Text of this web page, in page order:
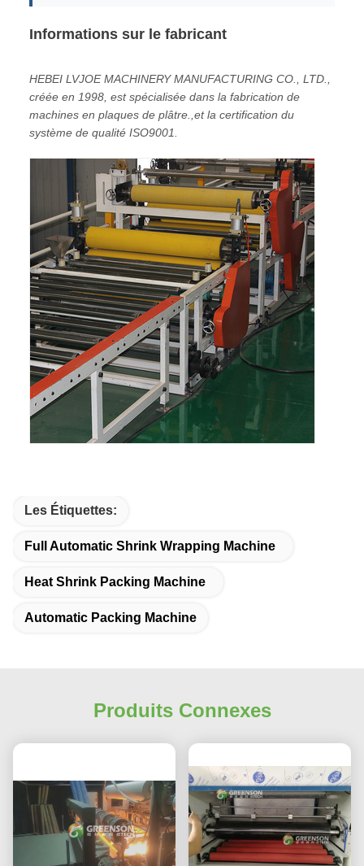
Informations sur le fabricant
HEBEI LVJOE MACHINERY MANUFACTURING CO., LTD.,
créée en 1998, est spécialisée dans la fabrication de
machines en plaques de plâtre.,et la certification du
système de qualité ISO9001.
Les Étiquettes:
Full Automatic Shrink Wrapping Machine
Heat Shrink Packing Machine
Automatic Packing Machine
Produits Connexes